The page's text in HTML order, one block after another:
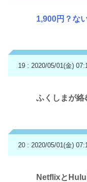
1,900円？な
19 : 2020/05/01(金)
ふくしまが絡
20 : 2020/05/01(金)
Netflixと